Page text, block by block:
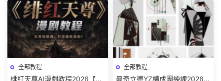
全部教程
绯紅天尊AI漫劇教程2026【畫
全部教程
曼奇立德YZ構成團練課2026年